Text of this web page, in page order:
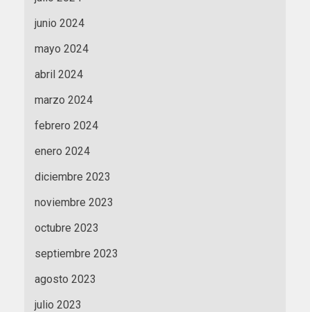
junio 2024
mayo 2024
abril 2024
marzo 2024
febrero 2024
enero 2024
diciembre 2023
noviembre 2023
octubre 2023
septiembre 2023
agosto 2023
julio 2023